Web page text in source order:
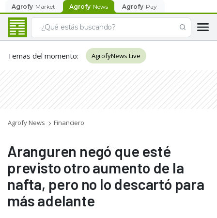
Agrofy Market Agrofy News Agrofy Pay
Temas del momento: AgrofyNews Live
Agrofy News Financiero
Aranguren negó que esté
previsto otro aumento de la
nafta, pero no lo descartó para
más adelante